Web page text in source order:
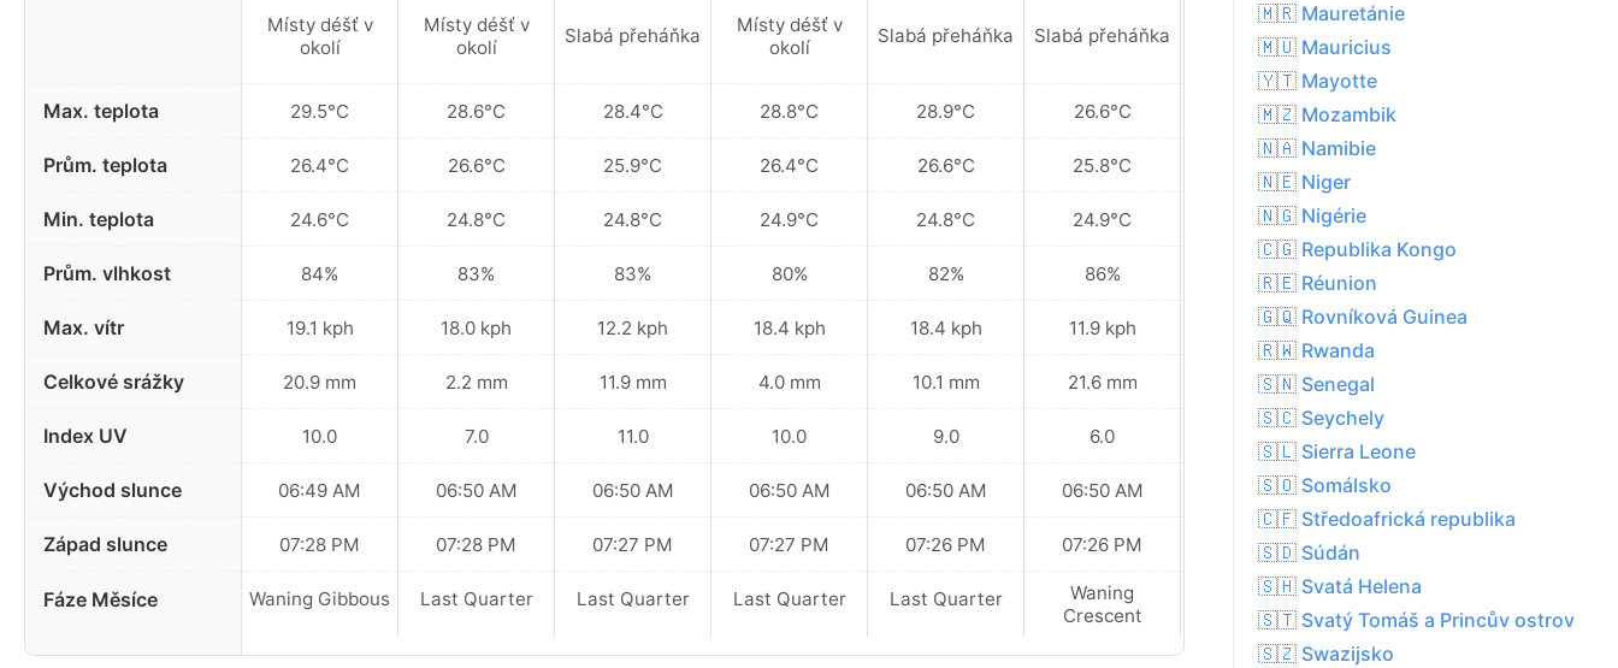
Max. teplota
Prům. teplota
Min. teplota
Prům. vlhkost
Max. vítr
Celkové srážky
Index UV
Východ slunce
Západ slunce
Fáze Měsíce
Místy déšť v
okolí
29.5°C
26.4°C
24.6°C
84%
19.1 kph
20.9 mm
10.0
06:49 AM
07:28 PM
Waning Gibbous
Místy déšť v
okolí
28.6°C
26.6°C
24.8°C
83%
18.0 kph
2.2 mm
7.0
06:50 AM
07:28 PM
Last Quarter
Slabá přeháňka
28.4°C
25.9°C
24.8°C
83%
12.2 kph
11.9 mm
11.0
06:50 AM
07:27 PM
Last Quarter
Místy déšť v
okolí
28.8°C
26.4°C
24.9°C
80%
18.4 kph
4.0 mm
10.0
06:50 AM
07:27 PM
Last Quarter
Slabá přeháňka
28.9°C
26.6°C
24.8°C
82%
18.4 kph
10.1 mm
9.0
06:50 AM
07:26 PM
Last Quarter
Slabá přeháňka
26.6°C
25.8°C
24.9°C
86%
11.9 kph
21.6 mm
6.0
06:50 AM
07:26 PM
Waning
Crescent
Místy déšť v
okolí
26.8°C
25.8°C
25.2°C
86%
18.0 kph
10.3 mm
06:50 AM
07:26 PM
Waning
Crescent
🇲🇷 Mauretánie
🇲🇺 Mauricius
🇾🇹 Mayotte
🇲🇿 Mozambik
🇳🇦 Namibie
🇳🇪 Niger
🇳🇬 Nigérie
🇨🇬 Republika Kongo
🇷🇪 Réunion
🇬🇶 Rovníková Guinea
🇷🇼 Rwanda
🇸🇳 Senegal
🇸🇨 Seychely
🇸🇱 Sierra Leone
🇸🇴 Somálsko
🇨🇫 Středoafrická republika
🇸🇩 Súdán
🇸🇭 Svatá Helena
🇸🇹 Svatý Tomáš a Princův ostrov
🇸🇿 Swazijsko